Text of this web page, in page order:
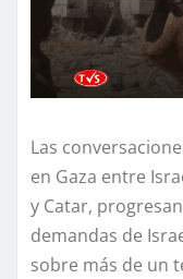
Las
en Gaza entre
y Catar,
demandas de
sobre más de un